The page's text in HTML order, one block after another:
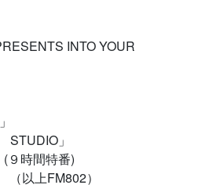
INTO YOUR
」
(９時間特番)
以上FM802）